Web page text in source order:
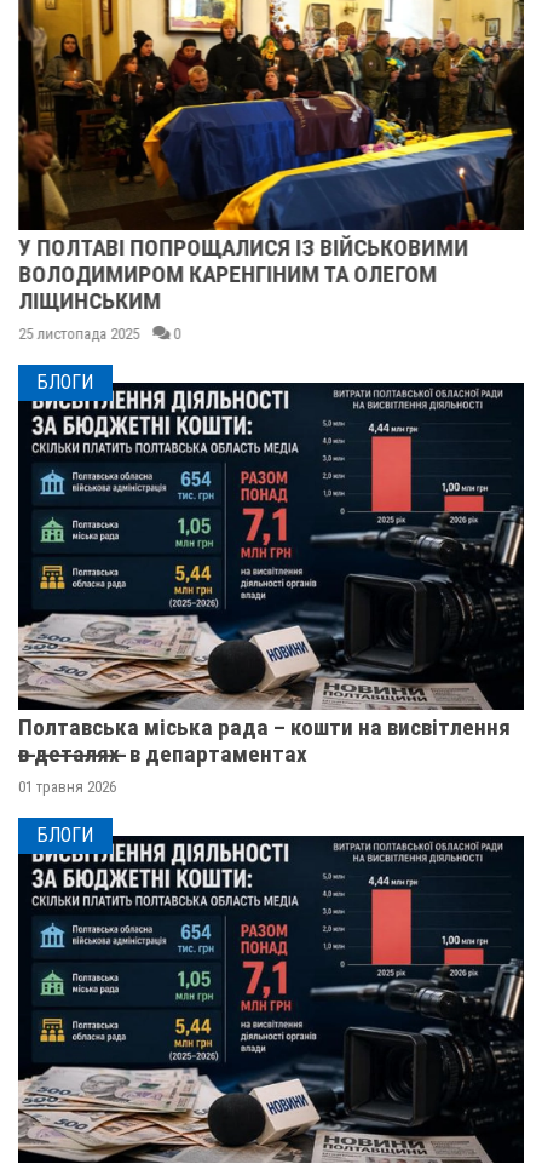
У ПОЛТАВІ ПОПРОЩАЛИСЯ ІЗ ВІЙСЬКОВИМИ
ВОЛОДИМИРОМ КАРЕНГІНИМ ТА ОЛЕГОМ
ЛІЩИНСЬКИМ
25 листопада 2025 0
БЛОГИ
Полтавська міська рада – кошти на висвітлення
в̶ ̶д̶е̶т̶а̶л̶я̶х̶ ̶ в департаментах
01 травня 2026
БЛОГИ